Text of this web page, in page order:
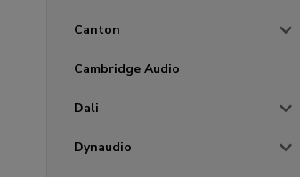
Canton
Cambridge Audio
Dali
Dynaudio